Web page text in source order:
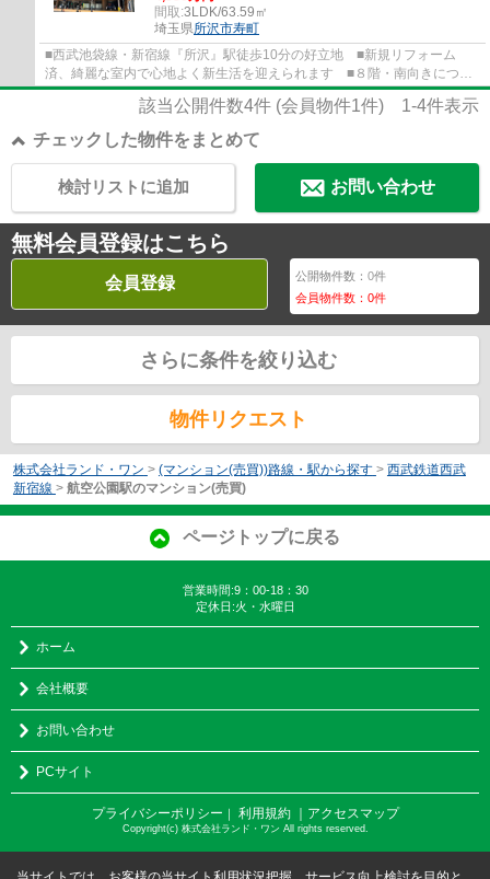
間取:3LDK/63.59㎡
埼玉県所沢市寿町
■西武池袋線・新宿線『所沢』駅徒歩10分の好立地 ■新規リフォーム
済、綺麗な室内で心地よく新生活を迎えられます ■８階・南向きにつ
き、陽当たり良好 ■総戸数253戸のビックコミュニ...
該当公開件数4件 (会員物件1件) 1-4件表示
チェックした物件をまとめて
お問い合わせ
検討リストに追加
無料会員登録はこちら
会員登録 公開物件数：0件
会員物件数：0件
さらに条件を絞り込む
物件リクエスト
株式会社ランド・ワン > (マンション(売買))路線・駅から探す > 西武鉄道西武
新宿線 > 航空公園駅のマンション(売買)
ページトップに戻る
営業時間:9：00-18：30
定休日:火・水曜日
ホーム
会社概要
お問い合わせ
PCサイト
プライバシーポリシー 利用規約 ｜アクセスマップ
Copyright(c) 株式会社ランド・ワン All rights reserved.